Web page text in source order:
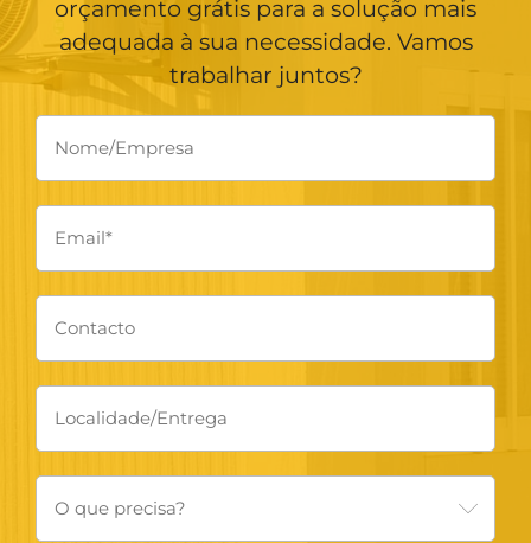
orçamento grátis para a solução mais
adequada à sua necessidade. Vamos
trabalhar juntos?